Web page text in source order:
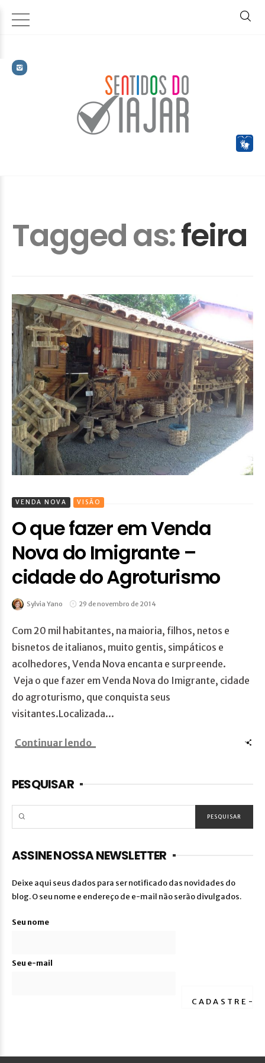
Tagged as:feira
VENDA NOVA VISÃO
O que fazer em Venda
Nova do Imigrante –
cidade do Agroturismo
Sylvia Yano 29 de novembro de 2014
Com 20 mil habitantes, na maioria, filhos, netos e
bisnetos de italianos, muito gentis, simpáticos e
acolhedores, Venda Nova encanta e surpreende.
Veja o que fazer em Venda Nova do Imigrante, cidade
do agroturismo, que conquista seus
visitantes.Localizada...
Continuar lendo
PESQUISAR
ASSINE NOSSA NEWSLETTER
Deixe aqui seus dados para ser notificado das novidades do
blog. O seu nome e endereço de e-mail não serão divulgados.
Seu nome
Seu e-mail